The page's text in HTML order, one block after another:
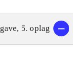
5. oplag